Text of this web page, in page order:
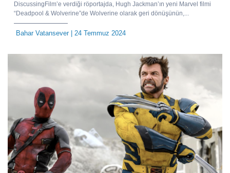
DiscussingFilm’e verdiği röportajda, Hugh Jackman’ın yeni Marvel filmi
“Deadpool & Wolverine”de Wolverine olarak geri dönüşünün,...
Bahar Vatansever| 24 Temmuz 2024